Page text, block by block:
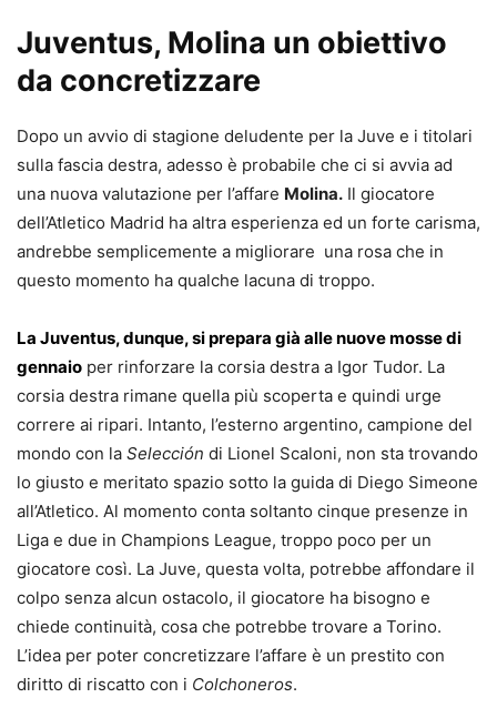
Juventus, Molina un obiettivo
da concretizzare
Dopo un avvio di stagione deludente per la Juve e i titolari
sulla fascia destra, adesso è probabile che ci si avvia ad
una nuova valutazione per l’affare Molina. Il giocatore
dell’Atletico Madrid ha altra esperienza ed un forte carisma,
andrebbe semplicemente a migliorare una rosa che in
questo momento ha qualche lacuna di troppo.
La Juventus, dunque, si prepara già alle nuove mosse di
gennaio per rinforzare la corsia destra a Igor Tudor. La
corsia destra rimane quella più scoperta e quindi urge
correre ai ripari. Intanto, l’esterno argentino, campione del
mondo con la Selección di Lionel Scaloni, non sta trovando
lo giusto e meritato spazio sotto la guida di Diego Simeone
all’Atletico. Al momento conta soltanto cinque presenze in
Liga e due in Champions League, troppo poco per un
giocatore così. La Juve, questa volta, potrebbe affondare il
colpo senza alcun ostacolo, il giocatore ha bisogno e
chiede continuità, cosa che potrebbe trovare a Torino.
L’idea per poter concretizzare l’affare è un prestito con
diritto di riscatto con i Colchoneros.